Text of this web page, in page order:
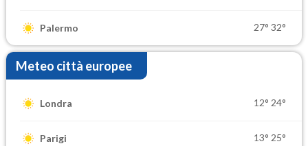
Palermo 27° 32°
Meteo città europee
Londra 12° 24°
Parigi 13° 25°